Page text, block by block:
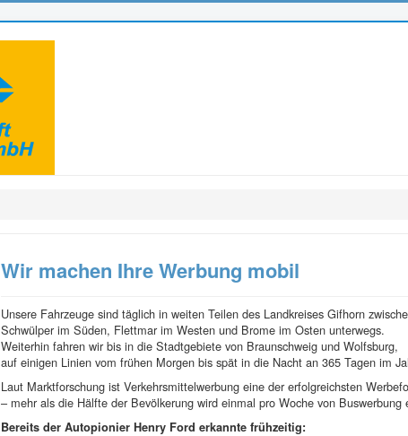
Wir machen Ihre Werbung mobil
Unsere Fahrzeuge sind täglich in weiten Teilen des Landkreises Gifhorn
Schwülper im Süden, Flettmar im Westen und Brome im Osten unterwegs.
Weiterhin fahren wir bis in die Stadtgebiete von Braunschweig und Wolfsburg,
auf einigen Linien vom frühen Morgen bis spät in die Nacht an 365 Tagen im
Laut Marktforschung ist Verkehrsmittelwerbung eine der erfolgreichsten
– mehr als die Hälfte der Bevölkerung wird einmal pro Woche von Buswerbung
Bereits der Autopionier Henry Ford erkannte frühzeitig: